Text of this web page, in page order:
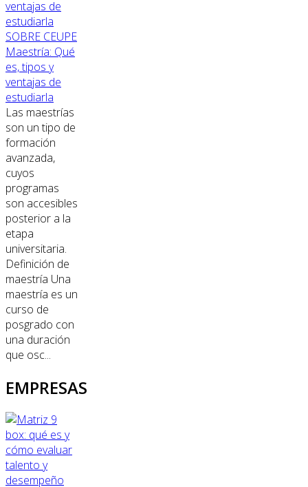
SOBRE CEUPE
Maestría: Qué
es, tipos y
ventajas de
estudiarla
Las maestrías
son un tipo de
formación
avanzada,
cuyos
programas
son accesibles
posterior a la
etapa
universitaria.
Definición de
maestría Una
maestría es un
curso de
posgrado con
una duración
que osc...
EMPRESAS